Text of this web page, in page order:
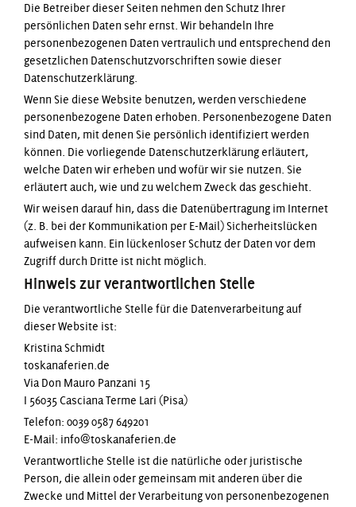
Die Betreiber dieser Seiten nehmen den Schutz Ihrer
persönlichen Daten sehr ernst. Wir behandeln Ihre
personenbezogenen Daten vertraulich und entsprechend den
gesetzlichen Datenschutzvorschriften sowie dieser
Datenschutzerklärung.
Wenn Sie diese Website benutzen, werden verschiedene
personenbezogene Daten erhoben. Personenbezogene Daten
sind Daten, mit denen Sie persönlich identifiziert werden
können. Die vorliegende Datenschutzerklärung erläutert,
welche Daten wir erheben und wofür wir sie nutzen. Sie
erläutert auch, wie und zu welchem Zweck das geschieht.
Wir weisen darauf hin, dass die Datenübertragung im Internet
(z. B. bei der Kommunikation per E-Mail) Sicherheitslücken
aufweisen kann. Ein lückenloser Schutz der Daten vor dem
Zugriff durch Dritte ist nicht möglich.
Hinweis zur verantwortlichen Stelle
Die verantwortliche Stelle für die Datenverarbeitung auf
dieser Website ist:
Kristina Schmidt
toskanaferien.de
Via Don Mauro Panzani 15
I 56035 Casciana Terme Lari (Pisa)
Telefon: 0039 0587 649201
E-Mail: info@toskanaferien.de
Verantwortliche Stelle ist die natürliche oder juristische
Person, die allein oder gemeinsam mit anderen über die
Zwecke und Mittel der Verarbeitung von personenbezogenen